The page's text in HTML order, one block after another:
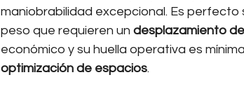
maniobrabilidad excepcional. Es perfecto
peso que requieren un desplazamiento
económico y su huella operativa es
optimización de espacios.